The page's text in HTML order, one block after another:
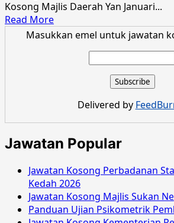
Kosong Majlis Daerah Yan Januari...
Read MoreRead
more
Januari
2016
Masukkan emel untuk jawatan
Delivered by
Jawatan Popular
Jawatan Kosong Perbadanan
Kedah 2026
Jawatan Kosong Majlis Sukan
Panduan Ujian Psikometrik